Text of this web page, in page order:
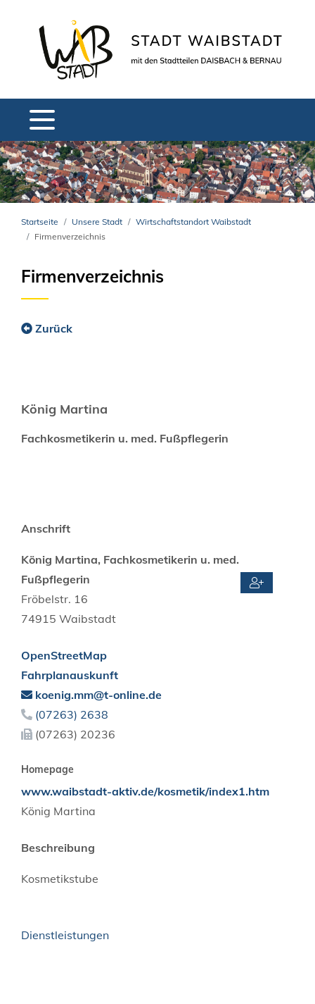
Startseite Unsere Stadt
Wirtschaftstandort Waibstadt
Firmenverzeichnis
Firmenverzeichnis
Zurück
König Martina
Fachkosmetikerin u. med. Fußpflegerin
Anschrift
König Martina, Fachkosmetikerin u. med.
Fußpflegerin
Fröbelstr. 16
74915 Waibstadt
OpenStreetMap
Fahrplanauskunft
koenig.mm@t-online.de
(07263) 2638
(07263) 20236
Homepage
www.waibstadt-aktiv.de/kosmetik/index1.htm
König Martina
Beschreibung
Kosmetikstube
Dienstleistungen